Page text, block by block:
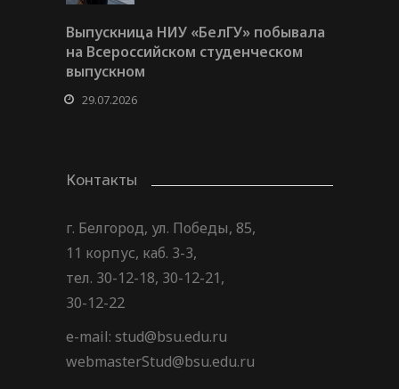
Выпускница НИУ «БелГУ» побывала
на Всероссийском студенческом
выпускном
29.07.2026
Контакты
г. Белгород, ул. Победы, 85,
11 корпус, каб. 3-3,
тел. 30-12-18, 30-12-21,
30-12-22
e-mail: stud@bsu.edu.ru
webmasterStud@bsu.edu.ru